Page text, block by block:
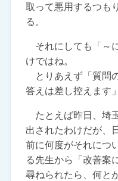
取って悪用するつも
る。
それにしても「～
けではね。
とりあえず「質問
答えは差し控えます
たとえば昨日、埼
出されたわけだが、
前に何度がそれにつ
る先生から「改善案
尋ねられたら、何と